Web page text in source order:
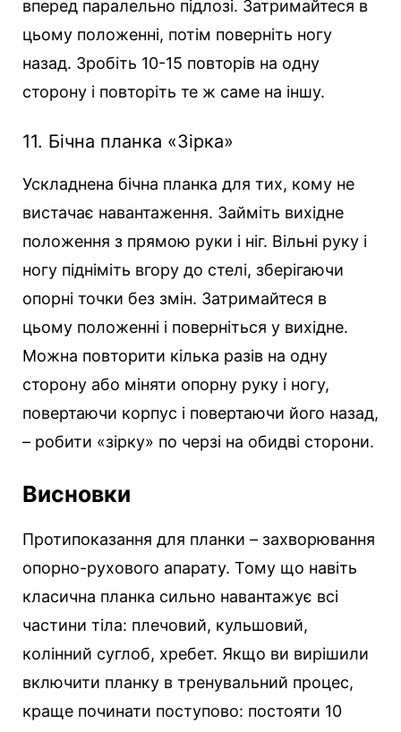
вперед паралельно підлозі. Затримайтеся в
цьому положенні, потім поверніть ногу
назад. Зробіть 10-15 повторів на одну
сторону і повторіть те ж саме на іншу.
11. Бічна планка «Зірка»
Ускладнена бічна планка для тих, кому не
вистачає навантаження. Займіть вихідне
положення з прямою руки і ніг. Вільні руку і
ногу підніміть вгору до стелі, зберігаючи
опорні точки без змін. Затримайтеся в
цьому положенні і поверніться у вихідне.
Можна повторити кілька разів на одну
сторону або міняти опорну руку і ногу,
повертаючи корпус і повертаючи його назад,
– робити «зірку» по черзі на обидві сторони.
Висновки
Протипоказання для планки – захворювання
опорно-рухового апарату. Тому що навіть
класична планка сильно навантажує всі
частини тіла: плечовий, кульшовий,
колінний суглоб, хребет. Якщо ви вирішили
включити планку в тренувальний процес,
краще починати поступово: постояти 10